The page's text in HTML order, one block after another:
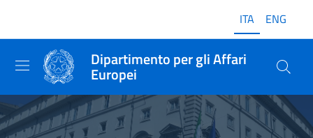
ITA ENG
Dipartimento per gli Affari
Europei